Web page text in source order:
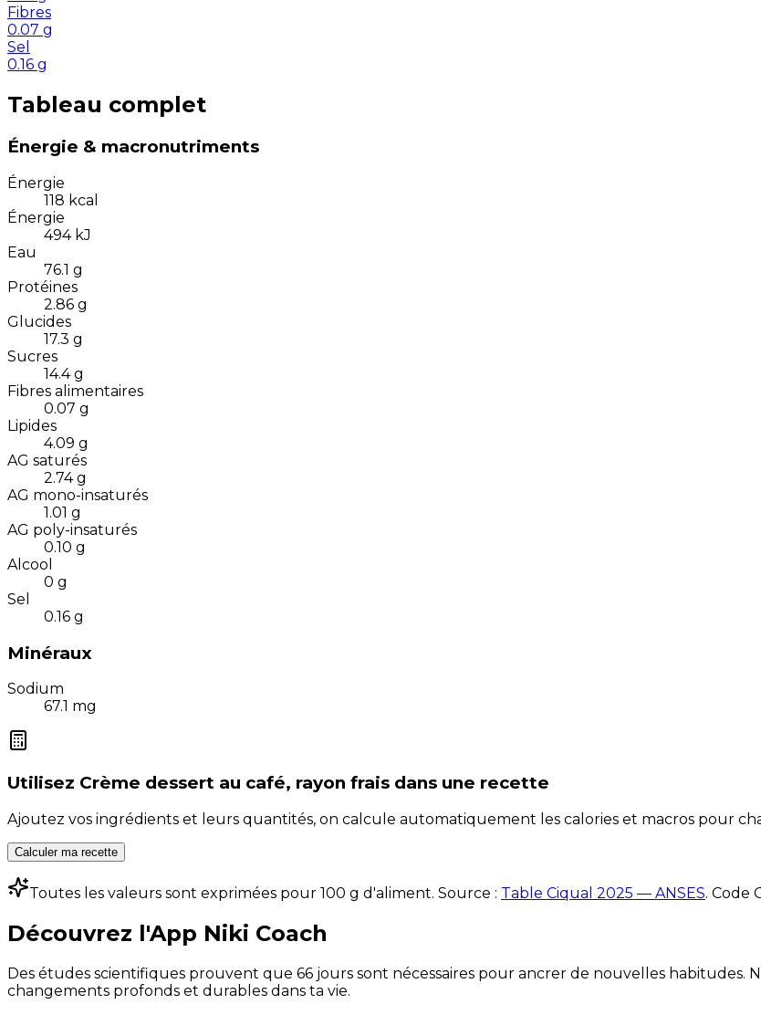
Fibres
0.07 g
Sel
0.16 g
Tableau complet
Énergie & macronutriments
Énergie
118 kcal
Énergie
494 kJ
Eau
76.1 g
Protéines
2.86 g
Glucides
17.3 g
Sucres
14.4 g
Fibres alimentaires
0.07 g
Lipides
4.09 g
AG saturés
2.74 g
AG mono-insaturés
1.01 g
AG poly-insaturés
0.10 g
Alcool
0 g
Sel
0.16 g
Minéraux
Sodium
67.1 mg
Utilisez Crème dessert au café, rayon frais dans une recette
Ajoutez vos ingrédients et leurs quantités, on calcule automatiquement les calories et macros pour
Calculer ma recette
Toutes les valeurs sont exprimées pour 100 g d'aliment. Source : Table Ciqual 2025 — ANSES. Code
Découvrez l'App Niki Coach
Des études scientifiques prouvent que 66 jours sont nécessaires pour ancrer de nouvelles habitudes.
changements profonds et durables dans ta vie.